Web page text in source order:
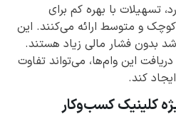
تسهیلات با بهره کم برای
و متوسط ارائه می‌کنند. این
بدون فشار مالی زیاد هستند.
این وام‌ها، می‌تواند تفاوت
کند.